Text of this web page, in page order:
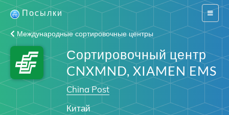
Switch
Посылки
Международные сортировочные центры
Сортировочный центр
CNXMND, XIAMEN EMS
China Post
Китай